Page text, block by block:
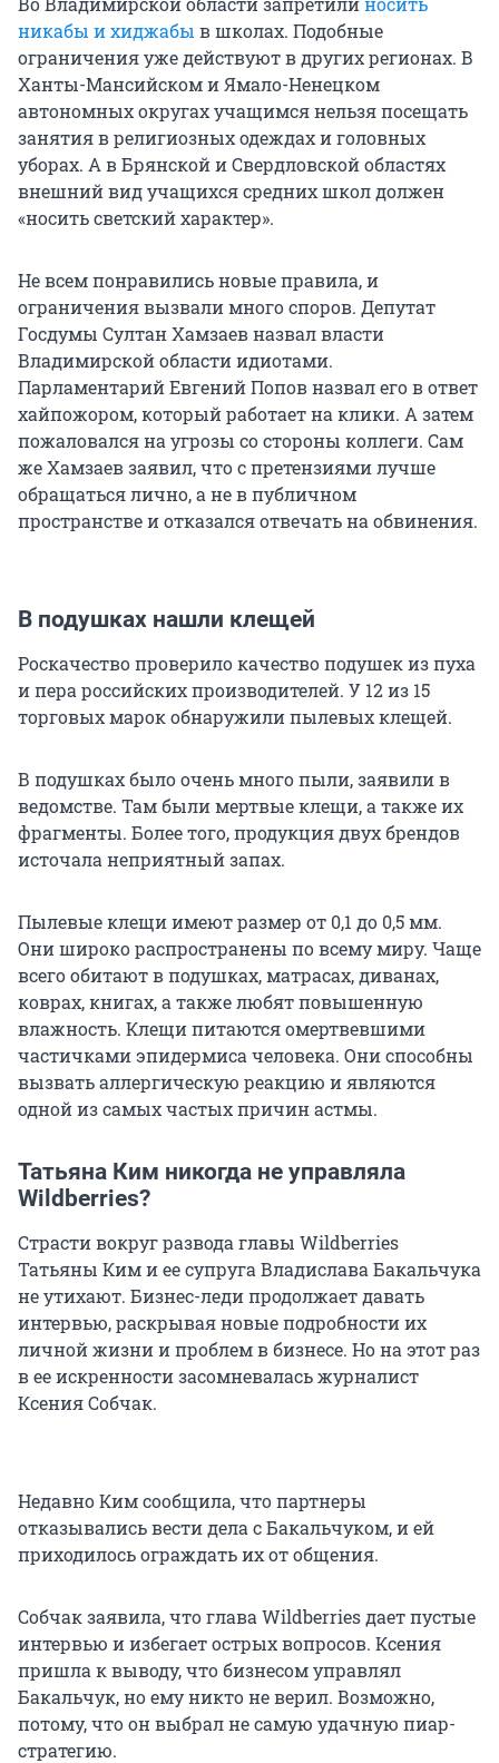
никабы и хиджабы в школах. Подобные
ограничения уже действуют в других регионах. В
Ханты-Мансийском и Ямало-Ненецком
автономных округах учащимся нельзя посещать
занятия в религиозных одеждах и головных
уборах. А в Брянской и Свердловской областях
внешний вид учащихся средних школ должен
«носить светский характер».
Не всем понравились новые правила, и
ограничения вызвали много споров. Депутат
Госдумы Султан Хамзаев назвал власти
Владимирской области идиотами.
Парламентарий Евгений Попов назвал его в ответ
хайпожором, который работает на клики. А затем
пожаловался на угрозы со стороны коллеги. Сам
же Хамзаев заявил, что с претензиями лучше
обращаться лично, а не в публичном
пространстве и отказался отвечать на обвинения.
В подушках нашли клещей
Роскачество проверило качество подушек из пуха
и пера российских производителей. У 12 из 15
торговых марок обнаружили пылевых клещей.
В подушках было очень много пыли, заявили в
ведомстве. Там были мертвые клещи, а также их
фрагменты. Более того, продукция двух брендов
источала неприятный запах.
Пылевые клещи имеют размер от 0,1 до 0,5 мм.
Они широко распространены по всему миру. Чаще
всего обитают в подушках, матрасах, диванах,
коврах, книгах, а также любят повышенную
влажность. Клещи питаются омертвевшими
частичками эпидермиса человека. Они способны
вызвать аллергическую реакцию и являются
одной из самых частых причин астмы.
Татьяна Ким никогда не управляла
Wildberries?
Страсти вокруг развода главы Wildberries
Татьяны Ким и ее супруга Владислава Бакальчука
не утихают. Бизнес-леди продолжает давать
интервью, раскрывая новые подробности их
личной жизни и проблем в бизнесе. Но на этот раз
в ее искренности засомневалась журналист
Ксения Собчак.
Недавно Ким сообщила, что партнеры
отказывались вести дела с Бакальчуком, и ей
приходилось ограждать их от общения.
Собчак заявила, что глава Wildberries дает пустые
интервью и избегает острых вопросов. Ксения
пришла к выводу, что бизнесом управлял
Бакальчук, но ему никто не верил. Возможно,
потому, что он выбрал не самую удачную пиар-
стратегию.